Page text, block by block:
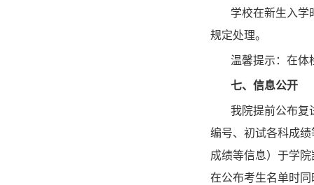
学校在新生入学
规定处理。
温馨提示：在体
七、信息公开
我院提前公布复
编号、初试各科成
成绩等信息）于学
在公布考生名单时